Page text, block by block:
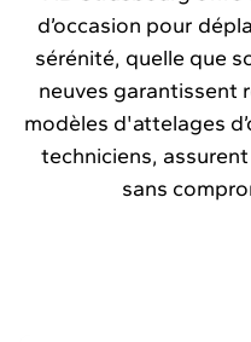
d’occasion pour
sérénité, quelle que
neuves garantissent
modèles d'attelages
techniciens,
sans